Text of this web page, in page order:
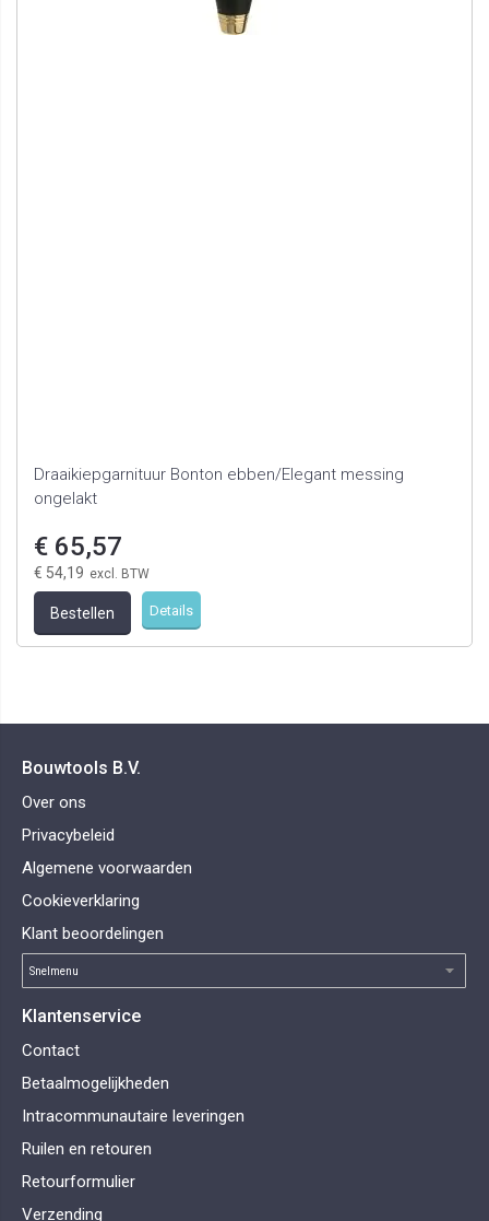
Draaikiepgarnituur Bonton ebben/Elegant messing
ongelakt
€ 65,57
€ 54,19
Bestellen Details
Bouwtools B.V.
Over ons
Privacybeleid
Algemene voorwaarden
Cookieverklaring
Klant beoordelingen
Klantenservice
Contact
Betaalmogelijkheden
Intracommunautaire leveringen
Ruilen en retouren
Retourformulier
Verzending